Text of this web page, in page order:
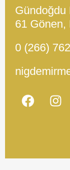
Gündoğdu
61
0 (266)